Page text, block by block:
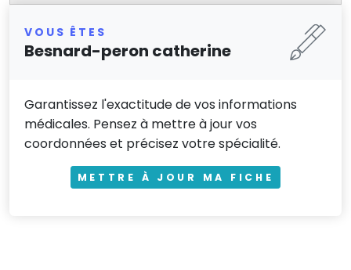
VOUS ÊTES
Besnard-peron catherine
Garantissez l'exactitude de vos informations
médicales. Pensez à mettre à jour vos
coordonnées et précisez votre spécialité.
METTRE À JOUR MA FICHE